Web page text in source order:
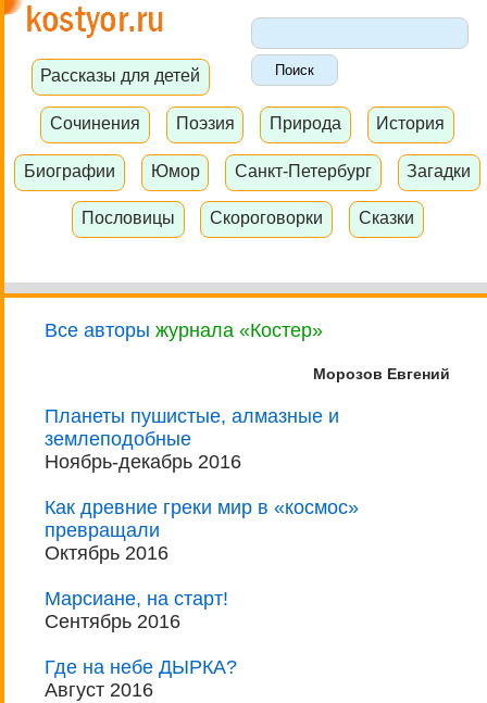
Рассказы для детей
Сочинения Поэзия Природа История
Биографии Юмор Санкт-Петербург Загадки
Пословицы Скороговорки Сказки
Все авторы журнала «Костер»
Морозов Евгений
Планеты пушистые, алмазные и
землеподобные
Ноябрь-декабрь 2016
Как древние греки мир в «космос»
превращали
Октябрь 2016
Марсиане, на старт!
Сентябрь 2016
Где на небе ДЫРКА?
Август 2016